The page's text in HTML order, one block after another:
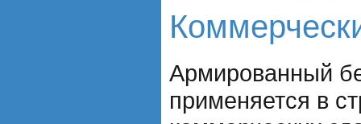
Армированный
применяется в